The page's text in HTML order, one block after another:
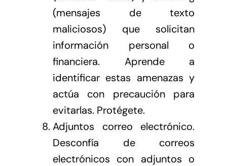
(mensajes de texto
maliciosos) que solicitan
información personal o
financiera. Aprende a
identificar estas amenazas y
actúa con precaución para
evitarlas. Protégete.
Adjuntos correo electrónico.
Desconfía de correos
electrónicos con adjuntos o